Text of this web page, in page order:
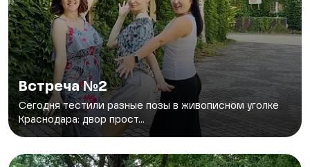
Встреча №2
Сегодня тестили разные позы в живописном уголке
Краснодара: двор прост...